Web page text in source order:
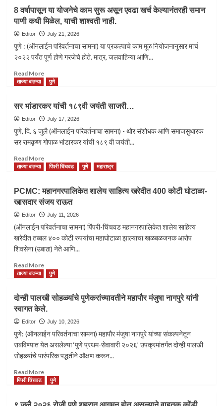
PUNE:
आम्ही
पोलिस
आहोत,
तुम्ही
दोन
नंबरचा
घेऊन
महिला
पोलिसासह
दोघांवर
गुन्हा
दाखल….
8 वर्षापासून या योजनेचे काम सुरू असून एवढा खर्च केल्यानंतरही समान
पाणी कधी मिळेल, याची शाश्वती नाही.
Editor July 21, 2026
पुणे : (ऑनलाईन परिवर्तनाचा सामना) या प्रकल्पाचे काम मूळ नियोजनानुसार मार्च
२०२२ पर्यंत पूर्ण होणे गरजेचे होते. मात्र, जलवाहिन्या आणि...
Read MoreRead
more
वर्षापासून
या
योजनेचे
काम
असून
एवढा
समान
पाणी
कधी
मिळेल,
शाश्वती
नाही.
ताज्या बातम्या पुणे
सर भांडारकर यांची १८९वी जयंती साजरी…
Editor July 17, 2026
पुणे, दि. ६ जुलै (ऑनलाईन परिवर्तनाचा सामना) - थोर संशोधक आणि समाजसुधारक
सर रामकृष्ण गोपाळ भांडारकर यांची १८९ वी जयंती...
Read MoreRead
more
भांडारकर
यांची
१८९वी
जयंती
ताज्या बातम्या पिंपरी चिंचवड पुणे महाराष्ट्र
PCMC: महानगरपालिकेत शालेय साहित्य खरेदीत 400 कोटी घोटाळा-
खासदार संजय राऊत
Editor July 11, 2026
(ऑनलाईन परिवर्तनाचा सामना) पिंपरी-चिंचवड महानगरपालिकेत शालेय साहित्य
खरेदीत तब्बल ४०० कोटी रुपयांचा महाघोटाळा झाल्याचा खळबळजनक आरोप
शिवसेना (उबाठा) नेते आणि...
Read MoreRead
more
PCMC:
महानगरपालिकेत
शालेय
साहित्य
खरेदीत
400
कोटी
घोटाळा-
संजय
राऊत
ताज्या बातम्या पुणे
दोन्ही पालखी सोहळ्यांचे पुणेकरांच्यावतीने महापौर मंजुषा नागपुरे यांनी
स्वागत केले.
Editor July 10, 2026
पुणे: (ऑनलाईन परिवर्तनाचा सामना) महापौर मंजुषा नागपुरे यांच्या संकल्पनेतून
राबविण्यात येत असलेल्या ‘पुणे प्रथम-सेवावारी २०२६’ उपक्रमांतर्गत दोन्ही पालखी
सोहळ्यांचे पारंपरिक पद्धतीने औक्षण करून...
Read MoreRead
more
पिंपरी चिंचवड पुणे